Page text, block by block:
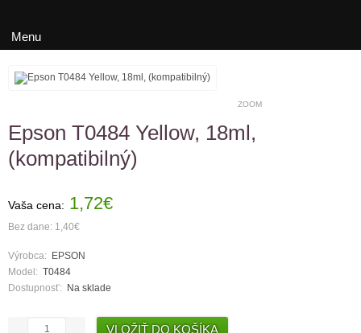
Menu
ZOOM
Epson T0484 Yellow, 18ml,
(kompatibilný)
Vaša cena: 1,72€
Bez dane: 1,40€
Výrobca: EPSON
Model: T0484
Dostupnosť: Na sklade